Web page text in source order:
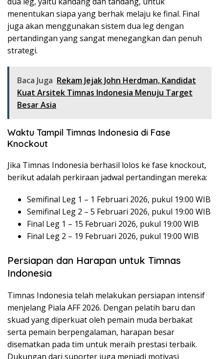
menentukan siapa yang berhak melaju ke final. Final
juga akan menggunakan sistem dua leg dengan
pertandingan yang sangat menegangkan dan penuh
strategi.
Baca Juga Rekam Jejak John Herdman, Kandidat
Kuat Arsitek Timnas Indonesia Menuju Target
Besar Asia
Waktu Tampil Timnas Indonesia di Fase
Knockout
Jika Timnas Indonesia berhasil lolos ke fase knockout,
berikut adalah perkiraan jadwal pertandingan mereka:
Semifinal Leg 1 – 1 Februari 2026, pukul 19:00 WIB
Semifinal Leg 2 – 5 Februari 2026, pukul 19:00 WIB
Final Leg 1 – 15 Februari 2026, pukul 19:00 WIB
Final Leg 2 – 19 Februari 2026, pukul 19:00 WIB
Persiapan dan Harapan untuk Timnas
Indonesia
Timnas Indonesia telah melakukan persiapan intensif
menjelang Piala AFF 2026. Dengan pelatih baru dan
skuad yang diperkuat oleh pemain muda berbakat
serta pemain berpengalaman, harapan besar
disematkan pada tim untuk meraih prestasi terbaik.
Dukungan dari suporter juga menjadi motivasi